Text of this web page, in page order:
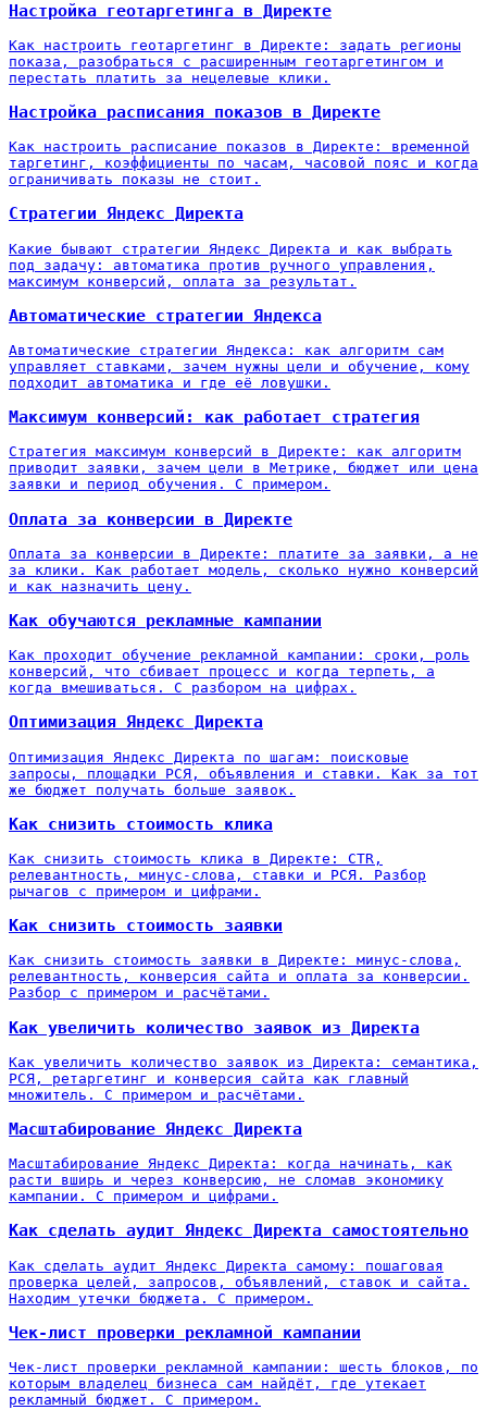
Настройка геотаргетинга в Директе
Как настроить геотаргетинг в Директе: задать регионы
показа, разобраться с расширенным геотаргетингом и
перестать платить за нецелевые клики.
Настройка расписания показов в Директе
Как настроить расписание показов в Директе: временной
таргетинг, коэффициенты по часам, часовой пояс и когда
ограничивать показы не стоит.
Стратегии Яндекс Директа
Какие бывают стратегии Яндекс Директа и как выбрать
под задачу: автоматика против ручного управления,
максимум конверсий, оплата за результат.
Автоматические стратегии Яндекса
Автоматические стратегии Яндекса: как алгоритм сам
управляет ставками, зачем нужны цели и обучение, кому
подходит автоматика и где её ловушки.
Максимум конверсий: как работает стратегия
Стратегия максимум конверсий в Директе: как алгоритм
приводит заявки, зачем цели в Метрике, бюджет или цена
заявки и период обучения. С примером.
Оплата за конверсии в Директе
Оплата за конверсии в Директе: платите за заявки, а не
за клики. Как работает модель, сколько нужно конверсий
и как назначить цену.
Как обучаются рекламные кампании
Как проходит обучение рекламной кампании: сроки, роль
конверсий, что сбивает процесс и когда терпеть, а
когда вмешиваться. С разбором на цифрах.
Оптимизация Яндекс Директа
Оптимизация Яндекс Директа по шагам: поисковые
запросы, площадки РСЯ, объявления и ставки. Как за тот
же бюджет получать больше заявок.
Как снизить стоимость клика
Как снизить стоимость клика в Директе: CTR,
релевантность, минус-слова, ставки и РСЯ. Разбор
рычагов с примером и цифрами.
Как снизить стоимость заявки
Как снизить стоимость заявки в Директе: минус-слова,
релевантность, конверсия сайта и оплата за конверсии.
Разбор с примером и расчётами.
Как увеличить количество заявок из Директа
Как увеличить количество заявок из Директа: семантика,
РСЯ, ретаргетинг и конверсия сайта как главный
множитель. С примером и расчётами.
Масштабирование Яндекс Директа
Масштабирование Яндекс Директа: когда начинать, как
расти вширь и через конверсию, не сломав экономику
кампании. С примером и цифрами.
Как сделать аудит Яндекс Директа самостоятельно
Как сделать аудит Яндекс Директа самому: пошаговая
проверка целей, запросов, объявлений, ставок и сайта.
Находим утечки бюджета. С примером.
Чек-лист проверки рекламной кампании
Чек-лист проверки рекламной кампании: шесть блоков, по
которым владелец бизнеса сам найдёт, где утекает
рекламный бюджет. С примером.